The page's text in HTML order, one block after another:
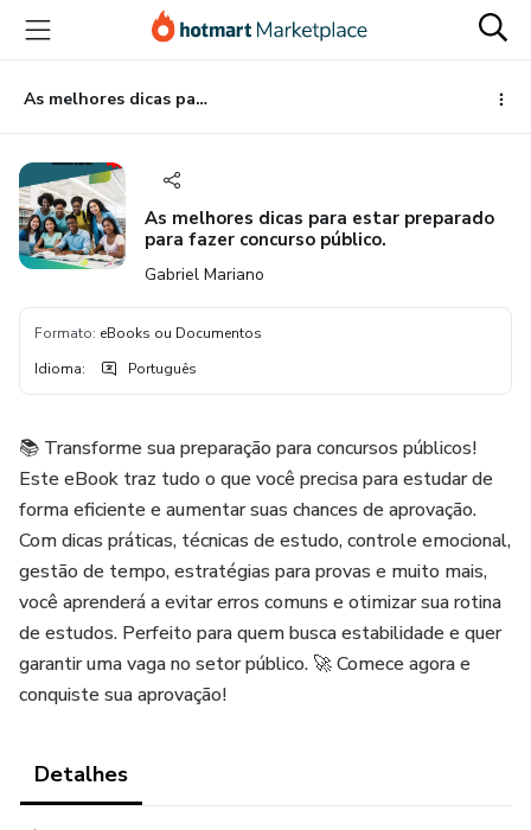
para
conteúdo
principal
para
pagamento
para
rodapé
As melhores dicas para estar preparado para fazer concurso público.
As melhores dicas para estar preparado
para fazer concurso público.
Gabriel Mariano
Formato: eBooks ou Documentos
Idioma: Português
📚 Transforme sua preparação para concursos públicos!
Este eBook traz tudo o que você precisa para estudar de
forma eficiente e aumentar suas chances de aprovação.
Com dicas práticas, técnicas de estudo, controle emocional,
gestão de tempo, estratégias para provas e muito mais,
você aprenderá a evitar erros comuns e otimizar sua rotina
de estudos. Perfeito para quem busca estabilidade e quer
garantir uma vaga no setor público. 🚀 Comece agora e
conquiste sua aprovação!
Detalhes